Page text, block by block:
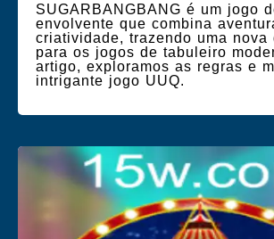
SUGARBANGBANG é um jogo
envolvente que combina
criatividade, trazendo uma nova
para os jogos de tabuleiro
artigo, exploramos as regras e
intrigante jogo UUQ.